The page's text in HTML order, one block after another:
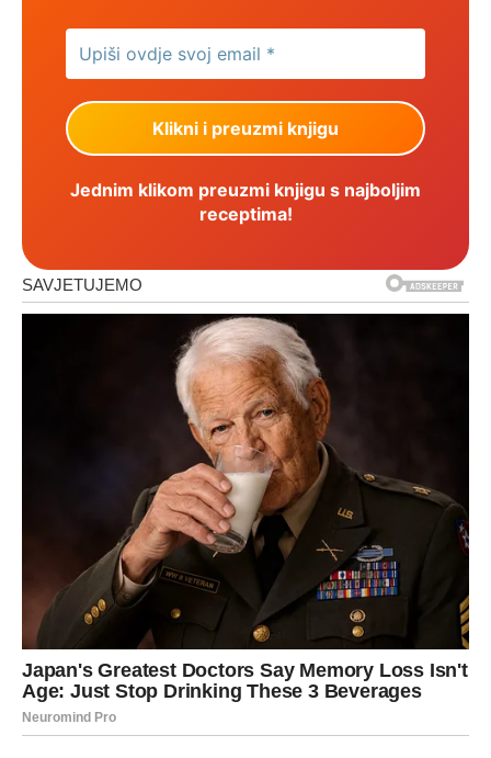
Jednim klikom preuzmi knjigu s najboljim
receptima!